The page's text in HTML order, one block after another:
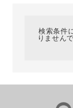
検索条件
りません